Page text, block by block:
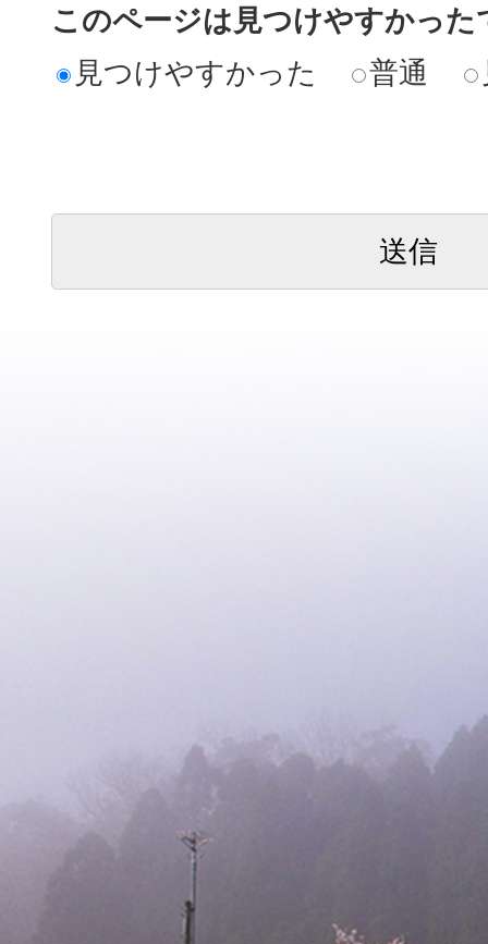
このページは見つけやすかった
見つけやすかった
普通